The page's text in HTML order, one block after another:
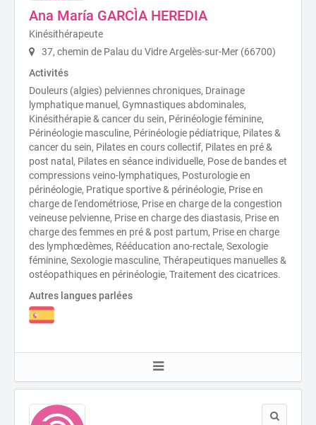
Ana María GARCÌA HEREDIA
Kinésithérapeute
37, chemin de Palau du Vidre Argelès-sur-Mer (66700)
Activités
Douleurs (algies) pelviennes chroniques, Drainage
lymphatique manuel, Gymnastiques abdominales,
Kinésithérapie & cancer du sein, Périnéologie féminine,
Périnéologie masculine, Périnéologie pédiatrique, Pilates &
cancer du sein, Pilates en cours collectif, Pilates en pré &
post natal, Pilates en séance individuelle, Pose de bandes et
compressions veino-lymphatiques, Posturologie en
périnéologie, Pratique sportive & périnéologie, Prise en
charge de l'endométriose, Prise en charge de la congestion
veineuse pelvienne, Prise en charge des diastasis, Prise en
charge des femmes en pré & post partum, Prise en charge
des lymphœdèmes, Rééducation ano-rectale, Sexologie
féminine, Sexologie masculine, Thérapeutiques manuelles &
ostéopathiques en périnéologie, Traitement des cicatrices.
Autres langues parlées